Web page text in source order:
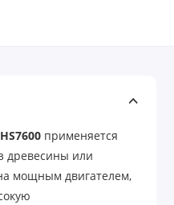
применяется
древесины или
мощным двигателем,